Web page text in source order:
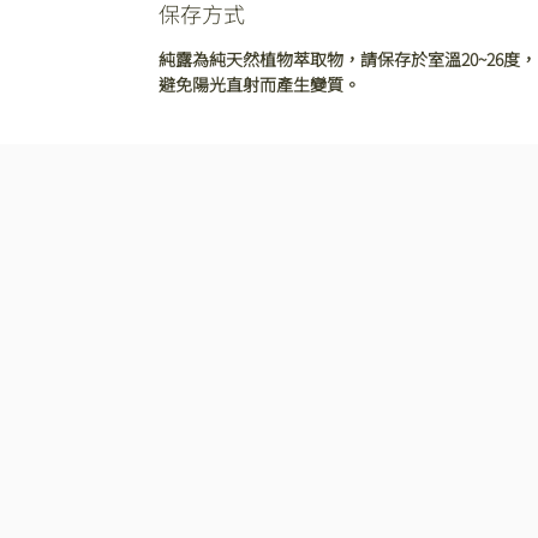
保存方式
純露為純天然植物萃取物，請保存於室溫20~26度，
避免陽光直射而產生變質。